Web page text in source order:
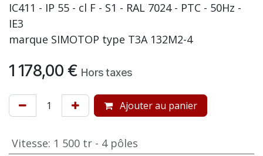
IC411 - IP 55 - cl F - S1 - RAL 7024 - PTC - 50Hz -
IE3
marque SIMOTOP type T3A 132M2-4
1 178,00 € Hors taxes
Ajouter au panier
Vitesse: 1 500 tr - 4 pôles